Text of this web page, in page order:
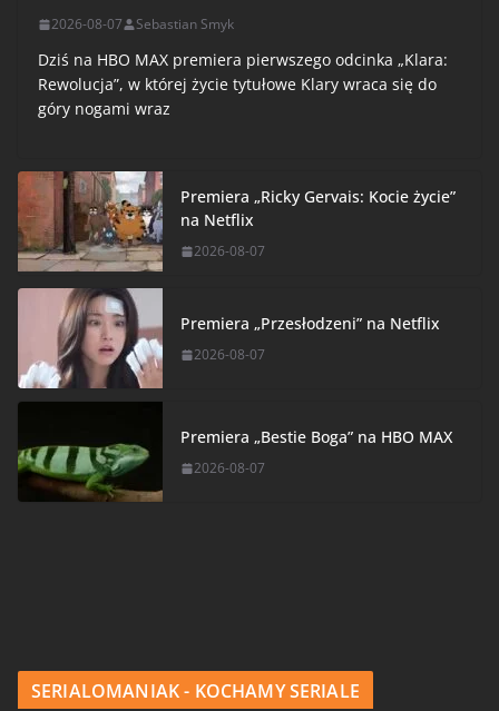
2026-08-07 Sebastian Smyk
Dziś na HBO MAX premiera pierwszego odcinka „Klara:
Rewolucja”, w której życie tytułowe Klary wraca się do
góry nogami wraz
Premiera „Ricky Gervais: Kocie życie”
na Netflix
2026-08-07
Premiera „Przesłodzeni” na Netflix
2026-08-07
Premiera „Bestie Boga” na HBO MAX
2026-08-07
SERIALOMANIAK - KOCHAMY SERIALE